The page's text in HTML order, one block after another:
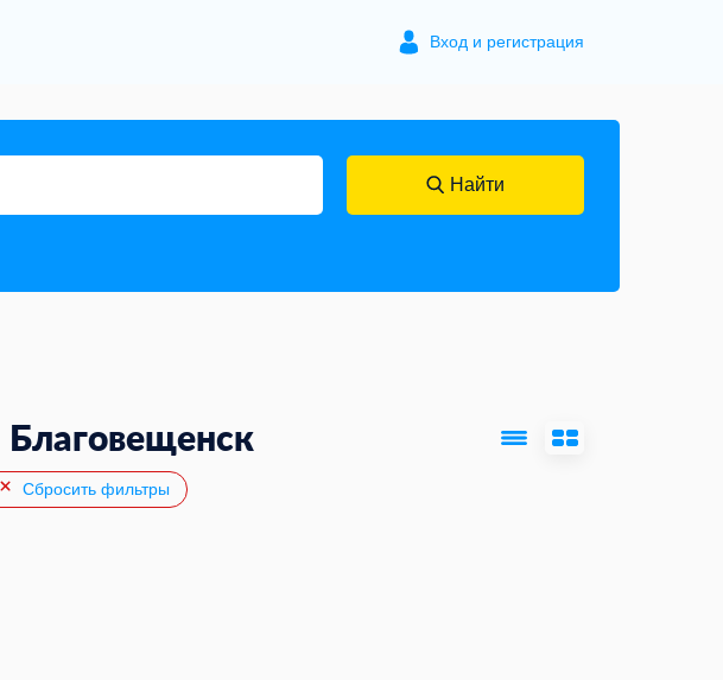
Вход и регистрация
Найти
Благовещенск
Сбросить фильтры